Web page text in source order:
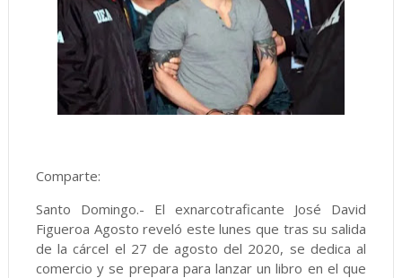
Comparte:
Santo Domingo.- El exnarcotraficante José David
Figueroa Agosto reveló este lunes que tras su salida
de la cárcel el 27 de agosto del 2020, se dedica al
comercio y se prepara para lanzar un libro en el que